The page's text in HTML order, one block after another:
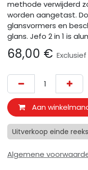
methode verwijderd
worden aangetast.
glansvormers en
glans. Jefo 2 in 1 is
68,00 €
Aan
Uitverkoop einde
Algemene